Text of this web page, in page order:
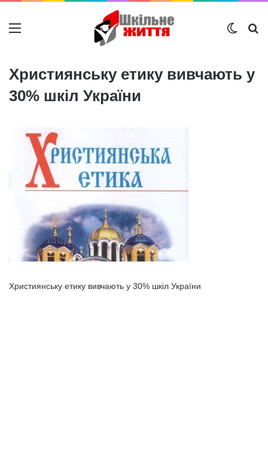
Меню
Християнську етику вивчають у
30% шкіл України
Християнську етику вивчають у 30% шкіл України